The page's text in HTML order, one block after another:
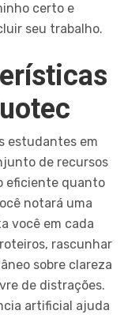
certo e
seu trabalho.
estudantes em
de recursos
eficiente quanto
notará uma
você em cada
rascunhar
sobre clareza
de distrações.
artificial ajuda